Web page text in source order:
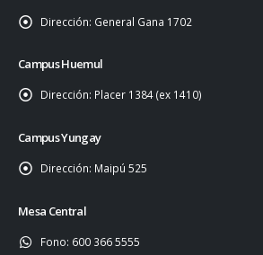
Dirección: General Gana 1702
Campus Huemul
Dirección: Placer 1384 (ex 1410)
Campus Yungay
Dirección: Maipú 525
Mesa Central
Fono: 600 366 5555